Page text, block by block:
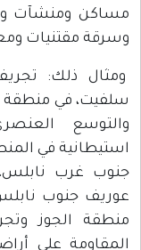
مساكن ومنشآت
وسرقة مقتنيات
ومثال ذلك:
سلفيت، في منطقة
والتوسع
استيطانية في
جنوب غرب
عوريف جنوب
منطقة الجوز
المقاومة على